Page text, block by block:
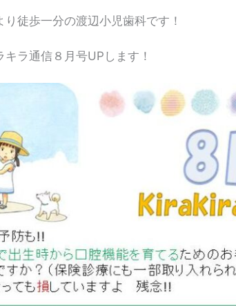
徒歩一分の渡辺小児歯科です！
ラ通信８月号UPします！